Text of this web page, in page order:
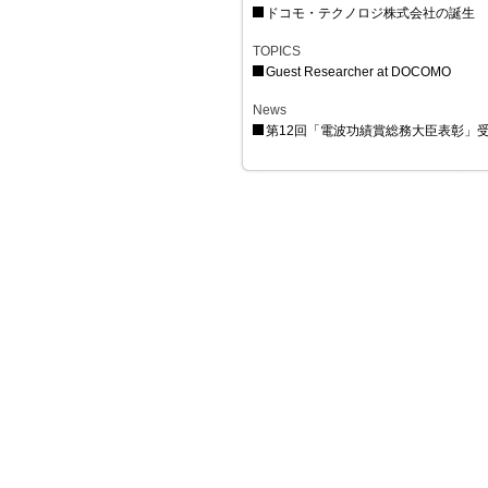
ドコモ・テクノロジ株式会社の誕生
TOPICS
Guest Researcher at DOCOMO
News
第12回「電波功績賞総務大臣表彰」